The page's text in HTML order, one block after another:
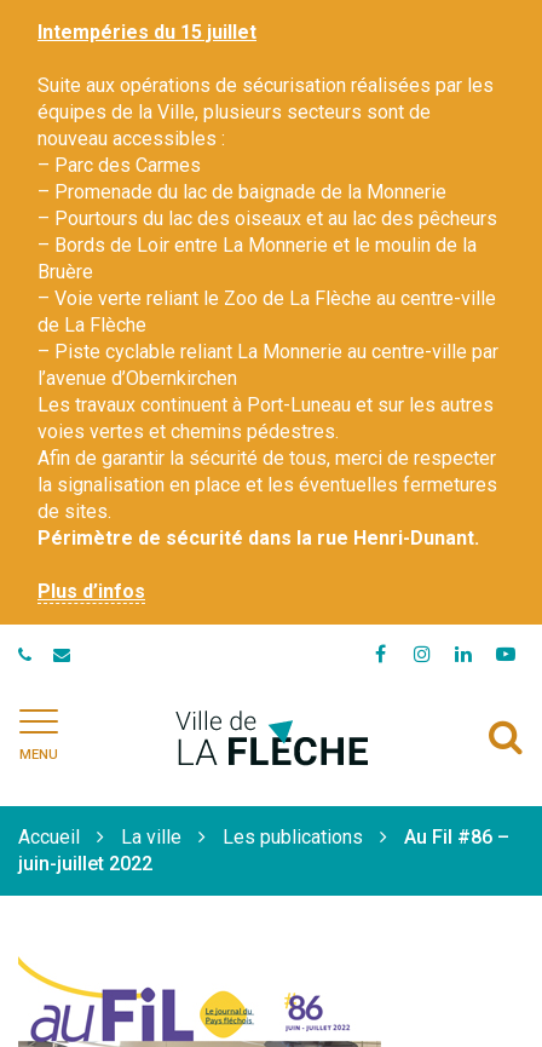
Intempéries du 15 juillet
Suite aux opérations de sécurisation réalisées par les
équipes de la Ville, plusieurs secteurs sont de
nouveau accessibles :
– Parc des Carmes
– Promenade du lac de baignade de la Monnerie
– Pourtours du lac des oiseaux et au lac des pêcheurs
– Bords de Loir entre La Monnerie et le moulin de la
Bruère
– Voie verte reliant le Zoo de La Flèche au centre-ville
de La Flèche
– Piste cyclable reliant La Monnerie au centre-ville par
l’avenue d’Obernkirchen
Les travaux continuent à Port-Luneau et sur les autres
voies vertes et chemins pédestres.
Afin de garantir la sécurité de tous, merci de respecter
la signalisation en place et les éventuelles fermetures
de sites.
Périmètre de sécurité dans la rue Henri-Dunant.
Plus d’infos
Lien
Lien
compte
Instagram
Lien
compte
MENU
Accueil La ville Les publications
Au Fil #86 –
juin-juillet 2022